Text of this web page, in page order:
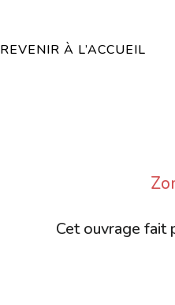
REVENIR À L’ACCUEIL
Cet ouvrage fait